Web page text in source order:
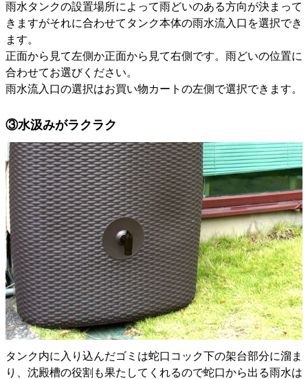
雨水タンクの設置場所によって雨どいのある方向が決まって
きますがそれに合わせてタンク本体の雨水流入口を選択でき
ます。
正面から見て左側か正面から見て右側です。雨どいの位置に
合わせてお選びください。
雨水流入口の選択はお買い物カートの左側で選択できます。
③水汲みがラクラク
タンク内に入り込んだゴミは蛇口コック下の架台部分に溜ま
り、沈殿槽の役割も果たしてくれるので蛇口から出る雨水は